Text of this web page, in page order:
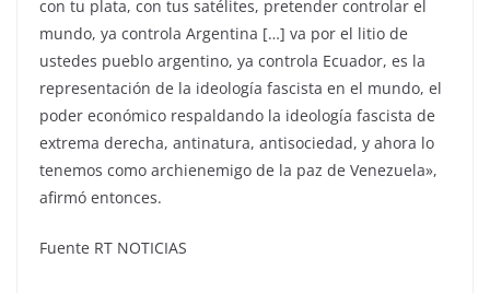
con tu plata, con tus satélites, pretender controlar el
mundo, ya controla Argentina […] va por el litio de
ustedes pueblo argentino, ya controla Ecuador, es la
representación de la ideología fascista en el mundo, el
poder económico respaldando la ideología fascista de
extrema derecha, antinatura, antisociedad, y ahora lo
tenemos como archienemigo de la paz de Venezuela»,
afirmó entonces.
Fuente RT NOTICIAS